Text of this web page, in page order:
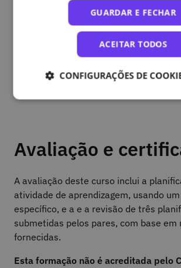
Pré-requisitos
Este MOOC é dirigido a docentes, de
de recrutamento, dirigentes escolares
envolvidos no Projeto-Piloto Manuais
aberto a todos os interessados na
Avaliação e
A avaliação deste curso inclui a
atividade de aprendizagem, usando
específico, e a e a revisão de três
submetidas pelos pares, com base em
fornecidas.
Esta formação não é acreditada pelo
GUARDAR E FECHAR
ACEITAR TODOS
CONFIGURAÇÕES DE